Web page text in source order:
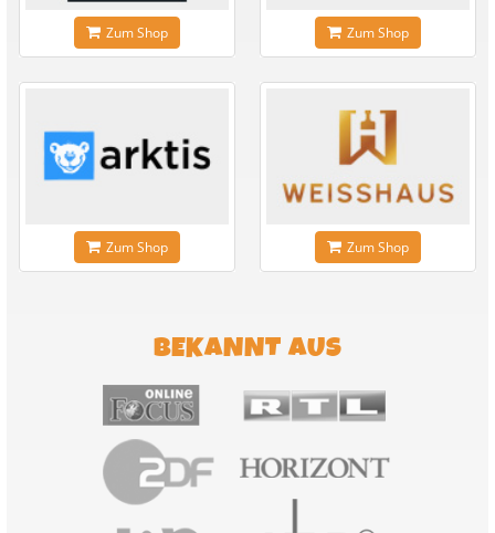
Zum Shop Zum Shop
Zum Shop Zum Shop
BEKANNT AUS